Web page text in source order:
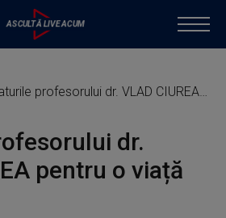
profesorului dr. VLAD CIUREA pentru o viață sănătoasă
dr.
pentru o viață